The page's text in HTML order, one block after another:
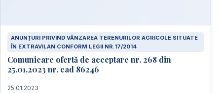
ANUNȚURI PRIVIND VÂNZAREA TERENURILOR AGRICOLE SITUATE
ÎN EXTRAVILAN CONFORM LEGII NR.17/2014
Comunicare ofertă de acceptare nr. 268 din
25.01.2023 nr. cad 86246
25.01.2023